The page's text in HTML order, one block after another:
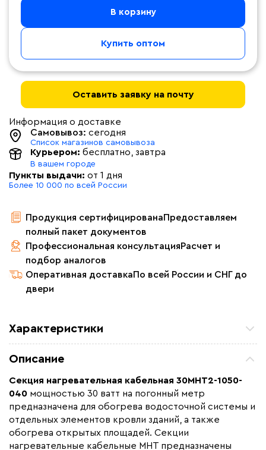
В корзину
Купить оптом
Оставить заявку на почту
Информация о доставке
Самовывоз: сегодня
Список магазинов самовывоза
Курьером: бесплатно , завтра
В вашем городе
Пункты выдачи: от 1 дня
Более 10 000 по всей России
Продукция сертифицированаПредоставляем
полный пакет документов
Профессиональная консультацияРасчет и
подбор аналогов
Оперативная доставкаПо всей России и СНГ до
двери
Характеристики
кровли, Для открытых
Монтаж
В стяжку, Внутренний,
Наружный
Макс. рабочая температура (C)
Описание
Секция нагревательная кабельная 30МНТ2-1050-
040 мощностью 30 ватт на погонный метр
предназначена для обогрева водосточной системы и
отдельных элементов кровли зданий, а также
обогрева открытых площадей. Секции
нагревательные кабельные МНТ предназначены